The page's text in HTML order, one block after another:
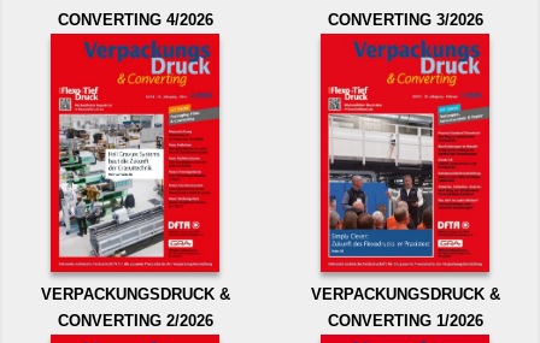
CONVERTING 4/2026
CONVERTING 3/2026
VERPACKUNGSDRUCK &
CONVERTING 2/2026
VERPACKUNGSDRUCK &
CONVERTING 1/2026